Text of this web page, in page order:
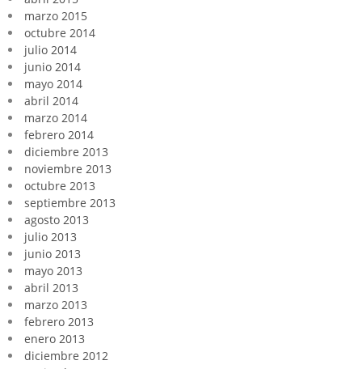
marzo 2015
octubre 2014
julio 2014
junio 2014
mayo 2014
abril 2014
marzo 2014
febrero 2014
diciembre 2013
noviembre 2013
octubre 2013
septiembre 2013
agosto 2013
julio 2013
junio 2013
mayo 2013
abril 2013
marzo 2013
febrero 2013
enero 2013
diciembre 2012